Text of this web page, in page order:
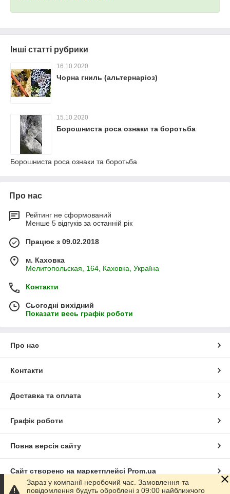
Інші статті рубрики
16.10.2020
Чорна гниль (альтернаріоз)
15.10.2020
Борошниста роса ознаки та боротьба
Борошниста роса ознаки та боротьба
Про нас
Рейтинг не сформований
Менше 5 відгуків за останній рік
Працює з 09.02.2018
м. Каховка
Мелитопольская, 164, Каховка, Україна
Контакти
Сьогодні вихідний
Показати весь графік роботи
Про нас
Контакти
Доставка та оплата
Графік роботи
Повна версія сайту
Сайт створено на маркетплейсі Prom.ua
Зараз у компанії неробочий час. Замовлення та
повідомлення будуть оброблені з 09:00 найближчого